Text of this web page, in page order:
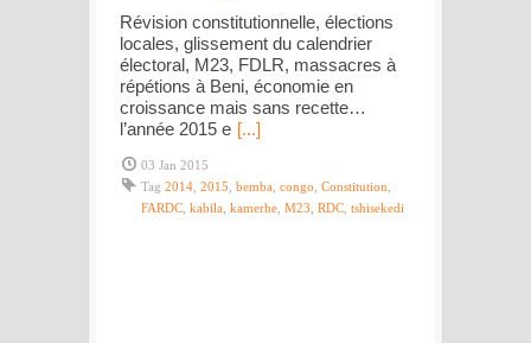
Révision constitutionnelle, élections
locales, glissement du calendrier
électoral, M23, FDLR, massacres à
répétions à Beni, économie en
croissance mais sans recette…
l’année 2015 e [...]
03 Jan 2015
Tag 2014 2015 bemba congo Constitution
FARDC kabila kamerhe M23 RDC tshisekedi